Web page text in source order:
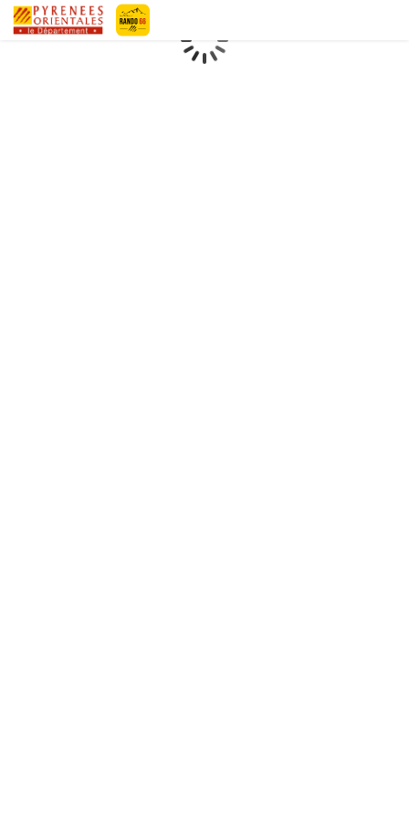
Geotrek-randoLoading